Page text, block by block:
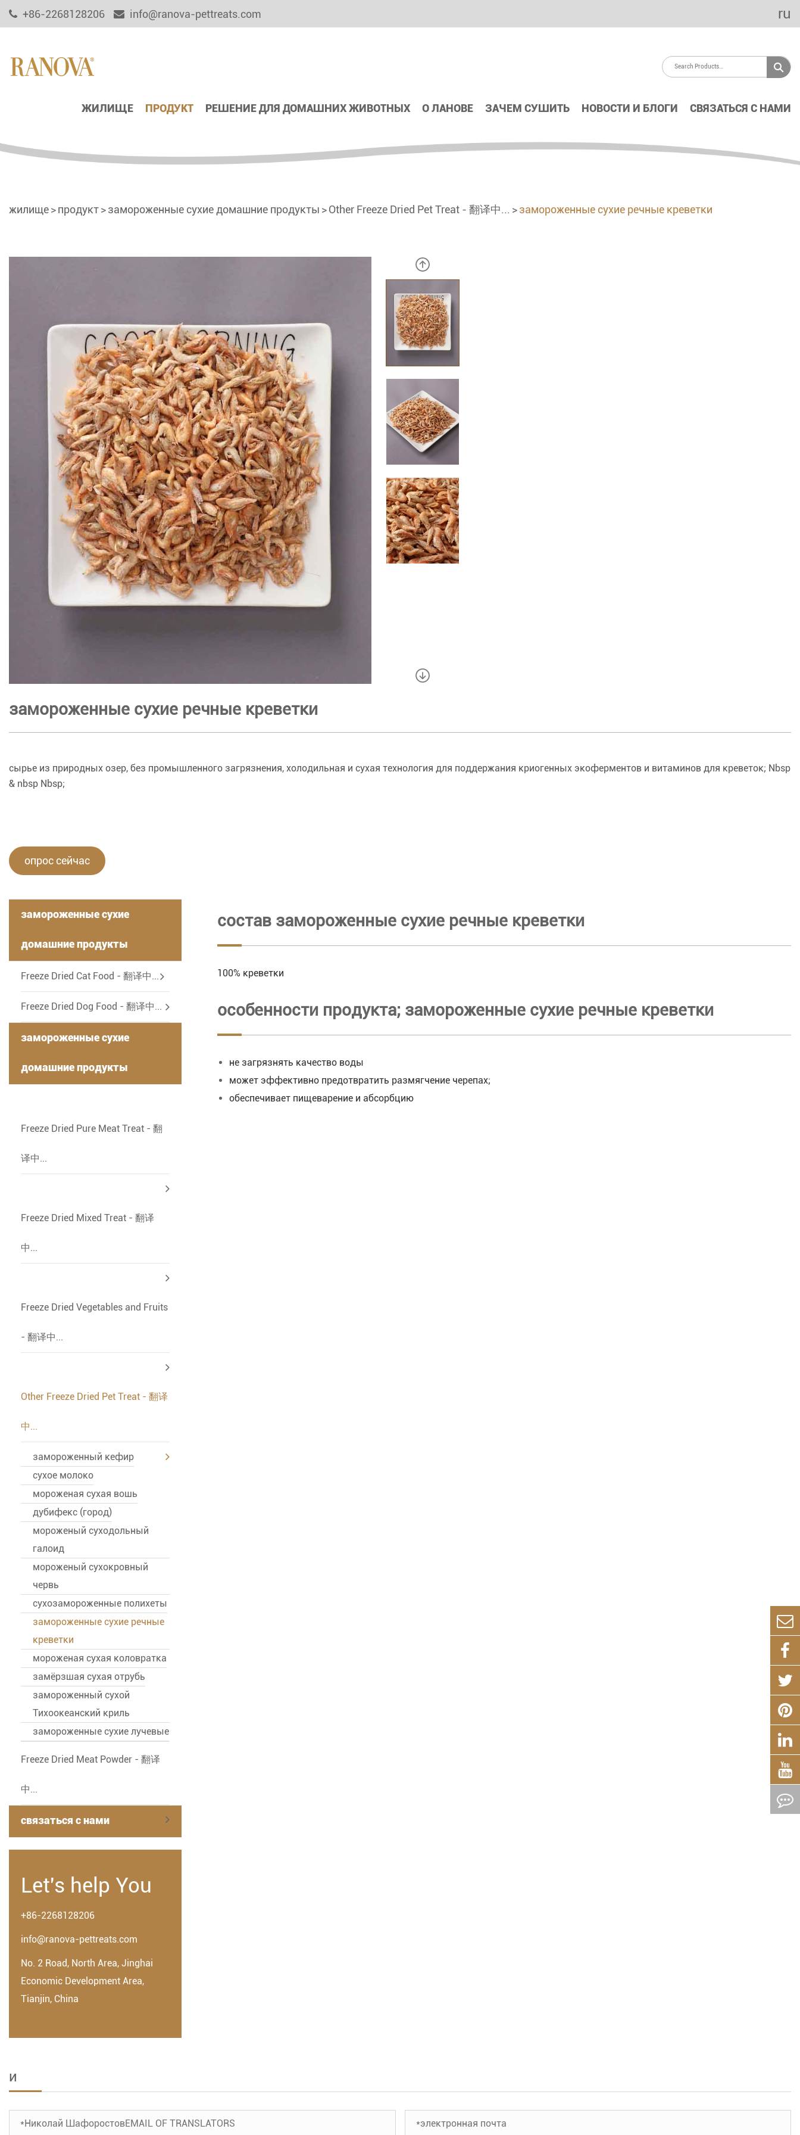
+86-2268128206 info@ranova-pettreats.com ru
ЖИЛИЩЕ ПРОДУКТ РЕШЕНИЕ ДЛЯ ДОМАШНИХ ЖИВОТНЫХ О ЛАНОВЕ ЗАЧЕМ СУШИТЬ НОВОСТИ И БЛОГИ СВЯЗАТЬСЯ С НАМИ
жилище продукт замороженные сухие домашние продукты Other Freeze Dried Pet Treat - 翻译中... замороженные сухие речные креветки
замороженные сухие речные креветки
сырье из природных озер, без промышленного загрязнения, холодильная и сухая технология для поддержания криогенных экоферментов и витаминов для креветок; Nbsp
& nbsp Nbsp;
опрос сейчас
замороженные сухие
домашние продукты
Freeze Dried Cat Food - 翻译中...
Freeze Dried Dog Food - 翻译中...
замороженные сухие
домашние продукты
Freeze Dried Pure Meat Treat - 翻
译中...
Freeze Dried Mixed Treat - 翻译
中...
Freeze Dried Vegetables and Fruits
- 翻译中...
Other Freeze Dried Pet Treat - 翻译
中...
замороженный кефир
сухое молоко
мороженая сухая вошь
дубифекс (город)
мороженый суходольный
галоид
мороженый сухокровный
червь
сухозамороженные полихеты
замороженные сухие речные
креветки
мороженая сухая коловратка
замёрзшая сухая отрубь
замороженный сухой
Тихоокеанский криль
замороженные сухие лучевые
Freeze Dried Meat Powder - 翻译
中...
связаться с нами
Let's help You
+86-2268128206
info@ranova-pettreats.com
No. 2 Road, North Area, Jinghai
Economic Development Area,
Tianjin, China
состав замороженные сухие речные креветки
100% креветки
особенности продукта; замороженные сухие речные креветки
не загрязнять качество воды
может эффективно предотвратить размягчение черепах;
обеспечивает пищеварение и абсорбцию
и